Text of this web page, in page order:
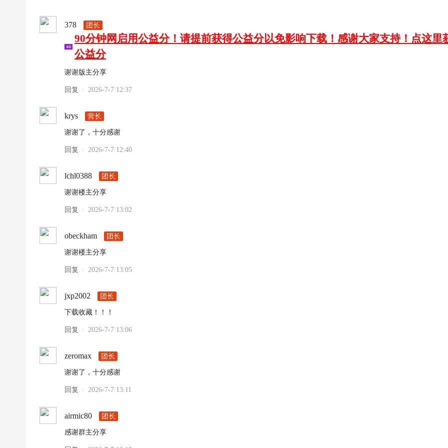
378 团长
90分钟网启用公益分！请提前获得公益分以免影响下载！感谢大家支持！点这里
公益分
谢谢版主分享
回复 · 2026-7-7 12:37
krys 营长
谢谢了，十分感谢
回复 · 2026-7-7 12:40
lchl0388 团长
谢谢楼主分享
回复 · 2026-7-7 13:02
obeckham 团长
谢谢楼主分享
回复 · 2026-7-7 13:05
jxp2002 团长
下载收藏！！！
回复 · 2026-7-7 13:06
zeromax 团长
谢谢了，十分感谢
回复 · 2026-7-7 13:11
airmic80 团长
感谢群主分享